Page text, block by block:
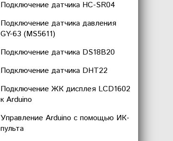
Подключение датчика HC-SR04
Подключение датчика давления
GY-63 (MS5611)
Подключение датчика DS18B20
Подключение датчика DHT22
Подключение ЖК дисплея LCD1602
к Arduino
Управление Arduino с помощью ИК-
пульта